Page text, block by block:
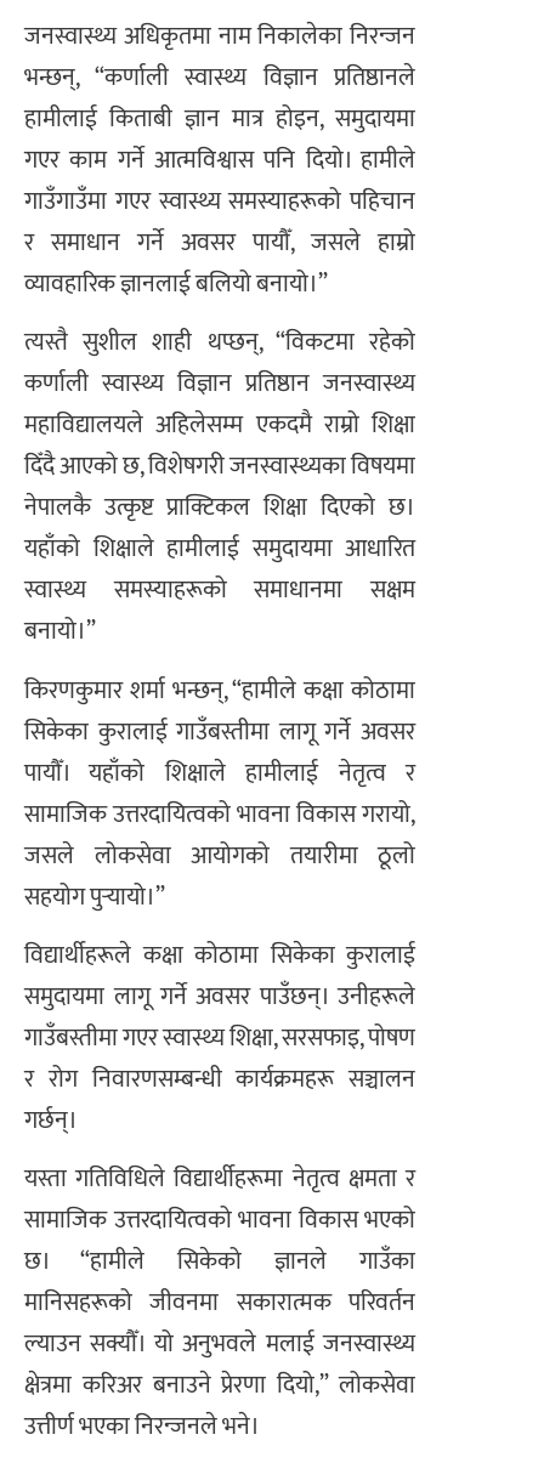
जनस्वास्थ्य अधिकृतमा नाम निकालेका निरन्जन
भन्छन्, “कर्णाली स्वास्थ्य विज्ञान प्रतिष्ठानले
हामीलाई किताबी ज्ञान मात्र होइन, समुदायमा
गएर काम गर्ने आत्मविश्वास पनि दियो। हामीले
गाउँगाउँमा गएर स्वास्थ्य समस्याहरूको पहिचान
र समाधान गर्ने अवसर पायौँ, जसले हाम्रो
व्यावहारिक ज्ञानलाई बलियो बनायो।”
त्यस्तै सुशील शाही थप्छन्, “विकटमा रहेको
कर्णाली स्वास्थ्य विज्ञान प्रतिष्ठान जनस्वास्थ्य
महाविद्यालयले अहिलेसम्म एकदमै राम्रो शिक्षा
दिँदै आएको छ, विशेषगरी जनस्वास्थ्यका विषयमा
नेपालकै उत्कृष्ट प्राक्टिकल शिक्षा दिएको छ।
यहाँको शिक्षाले हामीलाई समुदायमा आधारित
स्वास्थ्य समस्याहरूको समाधानमा सक्षम
बनायो।”
किरणकुमार शर्मा भन्छन्, “हामीले कक्षा कोठामा
सिकेका कुरालाई गाउँबस्तीमा लागू गर्ने अवसर
पायौँ। यहाँको शिक्षाले हामीलाई नेतृत्व र
सामाजिक उत्तरदायित्वको भावना विकास गरायो,
जसले लोकसेवा आयोगको तयारीमा ठूलो
सहयोग पुर्‍यायो।”
विद्यार्थीहरूले कक्षा कोठामा सिकेका कुरालाई
समुदायमा लागू गर्ने अवसर पाउँछन्। उनीहरूले
गाउँबस्तीमा गएर स्वास्थ्य शिक्षा, सरसफाइ, पोषण
र रोग निवारणसम्बन्धी कार्यक्रमहरू सञ्चालन
गर्छन्।
यस्ता गतिविधिले विद्यार्थीहरूमा नेतृत्व क्षमता र
सामाजिक उत्तरदायित्वको भावना विकास भएको
छ। “हामीले सिकेको ज्ञानले गाउँका
मानिसहरूको जीवनमा सकारात्मक परिवर्तन
ल्याउन सक्यौँ। यो अनुभवले मलाई जनस्वास्थ्य
क्षेत्रमा करिअर बनाउने प्रेरणा दियो,” लोकसेवा
उत्तीर्ण भएका निरन्जनले भने।